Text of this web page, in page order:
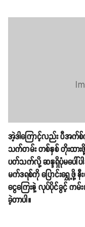
အဲ့ဒါကြောင့်လည်း ပီအက်
သက်တမ်း တစ်နှစ် တိုးထားဖို့
ပတ်သက်လို့ ဆန္ဒရှိပုံမပေါ်ပ
မက်ဒရစ်ကို ပြောင်းရွှေ့ဖို့
ငွေကြေးနဲ့ လုပ်ပိုင်ခွင့် ကမ်
ခဲ့တာပါ။